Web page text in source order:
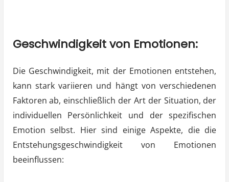
Geschwindigkeit von Emotionen:
Die Geschwindigkeit, mit der Emotionen entstehen,
kann stark variieren und hängt von verschiedenen
Faktoren ab, einschließlich der Art der Situation, der
individuellen Persönlichkeit und der spezifischen
Emotion selbst. Hier sind einige Aspekte, die die
Entstehungsgeschwindigkeit von Emotionen
beeinflussen: